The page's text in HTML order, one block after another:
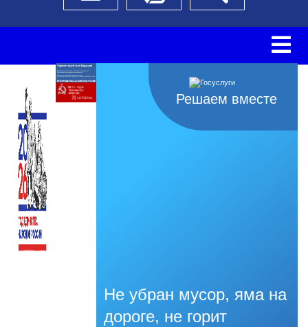
Решаем вместе
Не убран мусор, яма на
дороге, не горит